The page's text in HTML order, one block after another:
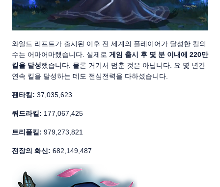
와일드 리프트가 출시된 이후 전 세계의 플레이어가 달성한 킬의
수는 어마어마했습니다. 실제로 게임 출시 후 몇 분 이내에 220만
킬을 달성했습니다. 물론 거기서 멈춘 것은 아닙니다. 요 몇 년간
연속 킬을 달성하는 데도 전심전력을 다하셨습니다.
펜타킬: 37,035,623
쿼드라킬: 177,067,425
트리플킬: 979,273,821
전장의 화신: 682,149,487